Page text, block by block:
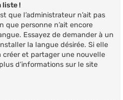
liste !
que l’administrateur n’ait pas
que personne n’ait encore
Essayez de demander à un
la langue désirée. Si elle
créer et partager une nouvelle
d’informations sur le site